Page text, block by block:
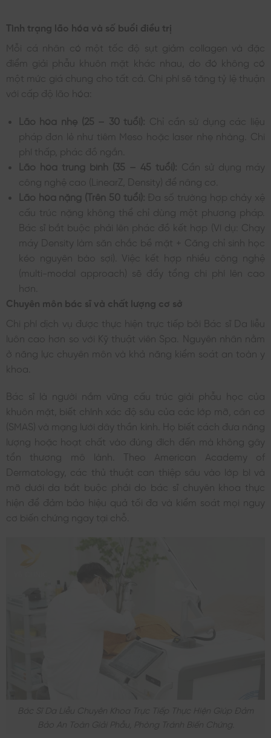
Tình trạng lão hóa và số buổi điều trị
Mỗi cá nhân có một tốc độ sụt giảm collagen và đặc
điểm giải phẫu khuôn mặt khác nhau, do đó không có
một mức giá chung cho tất cả. Chi phí sẽ tăng tỷ lệ thuận
với cấp độ lão hóa:
Lão hóa nhẹ (25 – 30 tuổi): Chỉ cần sử dụng các liệu
pháp đơn lẻ như tiêm Meso hoặc laser nhẹ nhàng. Chi
phí thấp, phác đồ ngắn.
Lão hóa trung bình (35 – 45 tuổi): Cần sử dụng máy
công nghệ cao (LinearZ, Density) để nâng cơ.
Lão hóa nặng (Trên 50 tuổi): Đa số trường hợp chảy xệ
cấu trúc nặng không thể chỉ dùng một phương pháp.
Bác sĩ bắt buộc phải lên phác đồ kết hợp (Ví dụ: Chạy
máy Density làm săn chắc bề mặt + Căng chỉ sinh học
kéo nguyên bào sợi). Việc kết hợp nhiều công nghệ
(multi-modal approach) sẽ đẩy tổng chi phí lên cao
hơn.
Chuyên môn bác sĩ và chất lượng cơ sở
Chi phí dịch vụ được thực hiện trực tiếp bởi Bác sĩ Da liễu
luôn cao hơn so với Kỹ thuật viên Spa. Nguyên nhân nằm
ở năng lực chuyên môn và khả năng kiểm soát an toàn y
khoa.
Bác sĩ là người nắm vững cấu trúc giải phẫu học của
khuôn mặt, biết chính xác độ sâu của các lớp mỡ, cân cơ
(SMAS) và mạng lưới dây thần kinh. Họ biết cách đưa năng
lượng hoặc hoạt chất vào đúng đích đến mà không gây
tổn thương mô lành. Theo American Academy of
Dermatology, các thủ thuật can thiệp sâu vào lớp bì và
mỡ dưới da bắt buộc phải do bác sĩ chuyên khoa thực
hiện để đảm bảo hiệu quả tối đa và kiểm soát mọi nguy
cơ biến chứng ngay tại chỗ.
Bác Sĩ Da Liễu Chuyên Khoa Trực Tiếp Thực Hiện Giúp Đảm